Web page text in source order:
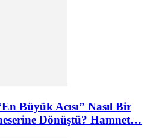
Büyük Acısı” Nasıl Bir
Dönüştü? Hamnet…